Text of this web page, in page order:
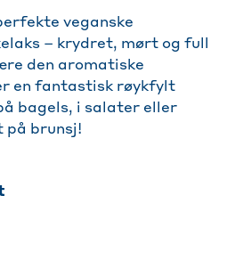
veganske
– krydret, mørt og full
den aromatiske
en fantastisk røykfylt
bagels, i salater eller
på brunsj!